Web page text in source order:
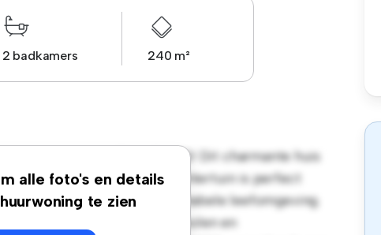
2 badkamers 240 m²
alle foto's en details
te zien
van 1000 BRUXELLES! Dit charmante huis
omgeving. De grote achtertuin is perfect
interieur biedt een comfortabele leefomgeving.
je toegang tot parken, scholen en